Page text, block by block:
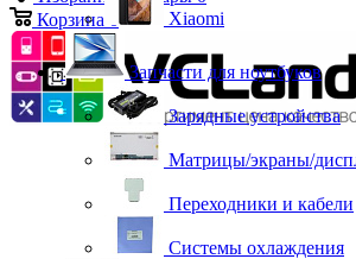
Корзина
Xiaomi
Запчасти для ноутбуков
Зарядные устройства
Матрицы/экраны/
Переходники и кабели
Системы охлаждения